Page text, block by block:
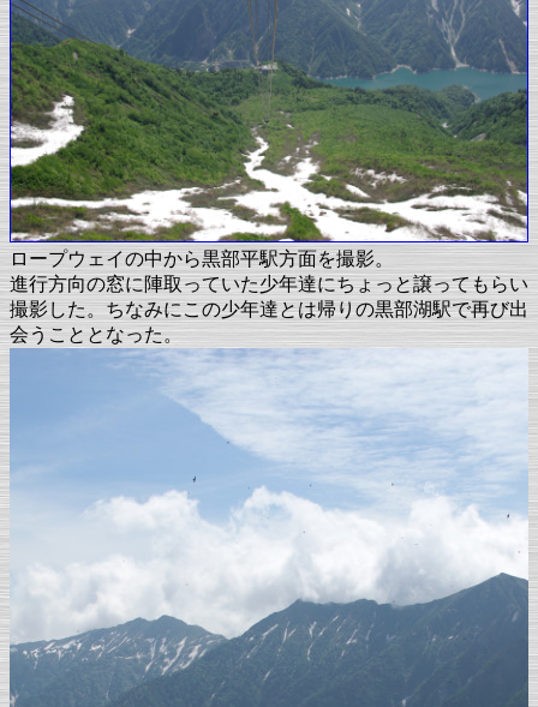
ロープウェイの中から黒部平駅方面を撮影。
進行方向の窓に陣取っていた少年達にちょっと譲ってもらい
撮影した。ちなみにこの少年達とは帰りの黒部湖駅で再び出
会うこととなった。